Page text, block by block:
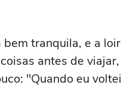
tranquila, e a
antes de
"Quando eu